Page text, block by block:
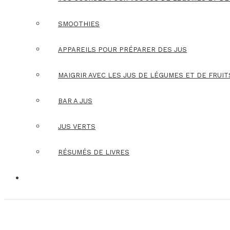
SMOOTHIES
APPAREILS POUR PRÉPARER DES JUS
MAIGRIR AVEC LES JUS DE LÉGUMES ET DE
BAR A JUS
JUS VERTS
RÉSUMÉS DE LIVRES